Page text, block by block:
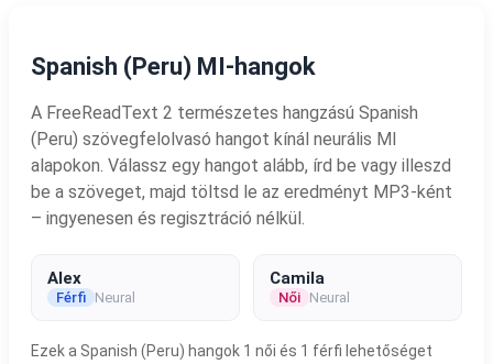
Spanish (Peru) MI-hangok
A FreeReadText 2 természetes hangzású Spanish
(Peru) szövegfelolvasó hangot kínál neurális MI
alapokon. Válassz egy hangot alább, írd be vagy illeszd
be a szöveget, majd töltsd le az eredményt MP3-ként
– ingyenesen és regisztráció nélkül.
Alex
Férfi Neural
Camila
Női Neural
Ezek a Spanish (Peru) hangok 1 női és 1 férfi lehetőséget